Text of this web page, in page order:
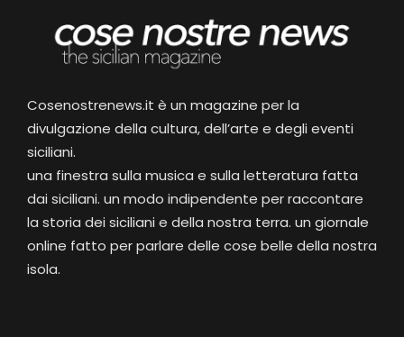
Cosenostrenews.it è un magazine per la
divulgazione della cultura, dell’arte e degli eventi
siciliani.
una finestra sulla musica e sulla letteratura fatta
dai siciliani. un modo indipendente per raccontare
la storia dei siciliani e della nostra terra. un giornale
online fatto per parlare delle cose belle della nostra
isola.